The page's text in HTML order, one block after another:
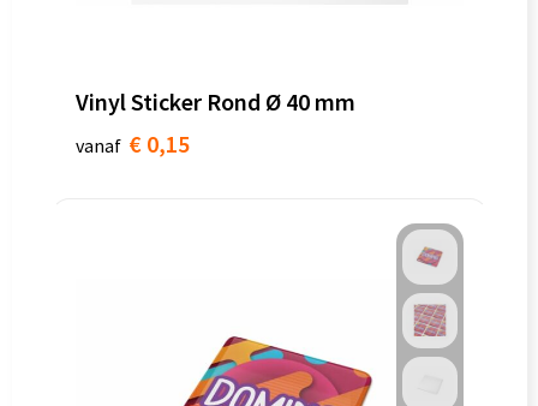
Vinyl Sticker Rond Ø 40 mm
vanaf € 0,15